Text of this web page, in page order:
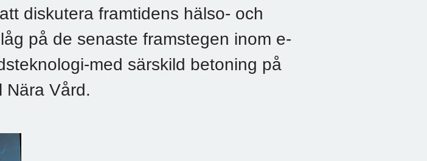
diskutera framtidens hälso- och
på de senaste framstegen inom e-
med särskild betoning på
Nära Vård.